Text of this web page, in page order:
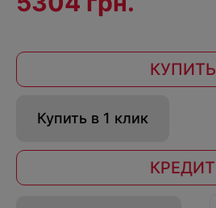
КУПИТЬ
Купить в 1 клик
КРЕДИТ